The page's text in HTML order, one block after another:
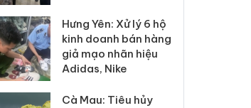
Hưng Yên: Xử lý 6 hộ
kinh doanh bán hàng
giả mạo nhãn hiệu
Adidas, Nike
Cà Mau: Tiêu hủy